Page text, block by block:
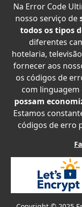
Na Error Code
nosso serviço de
todos os tipos
diferentes
hotelaria,
fornecer aos
os códigos de
com linguagem
possam
Estamos
códigos de erro